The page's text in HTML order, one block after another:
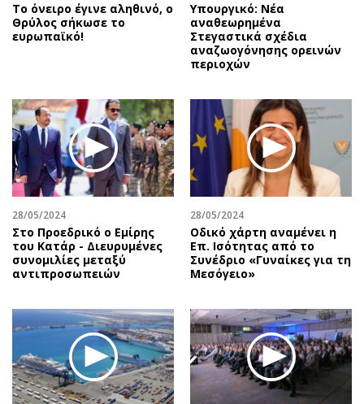
Το όνειρο έγινε αληθινό, ο
Θρύλος σήκωσε το
ευρωπαϊκό!
Υπουργικό: Νέα
αναθεωρημένα
Στεγαστικά σχέδια
αναζωογόνησης ορεινών
περιοχών
28/05/2024
Στο Προεδρικό ο Εμίρης
του Κατάρ - Διευρυμένες
συνομιλίες μεταξύ
αντιπροσωπειών
28/05/2024
Οδικό χάρτη αναμένει η
Επ. Ισότητας από το
Συνέδριο «Γυναίκες για τη
Μεσόγειο»